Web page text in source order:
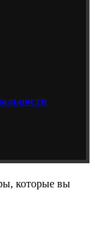
которые вы